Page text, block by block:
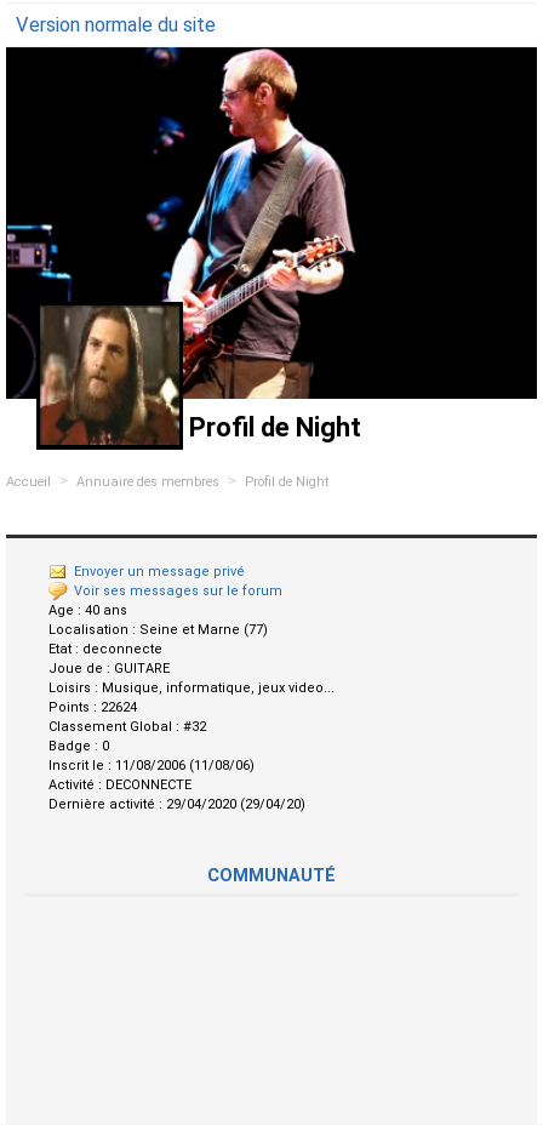
Version normale du site
Profil de Night
Accueil > Annuaire des membres > Profil de Night
Envoyer un message privé
Voir ses messages sur le forum
Age : 40 ans
Localisation : Seine et Marne (77)
Etat : deconnecte
Joue de : GUITARE
Loisirs : Musique, informatique, jeux video...
Points : 22624
Classement Global : #32
Badge : 0
Inscrit le : 11/08/2006 (11/08/06)
Activité : DECONNECTE
Dernière activité : 29/04/2020 (29/04/20)
COMMUNAUTÉ